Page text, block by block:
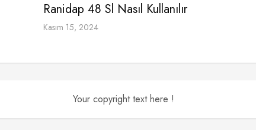
Ranidap 48 Sl Nasıl Kullanılır
Kasım 15, 2024
Your copyright text here !